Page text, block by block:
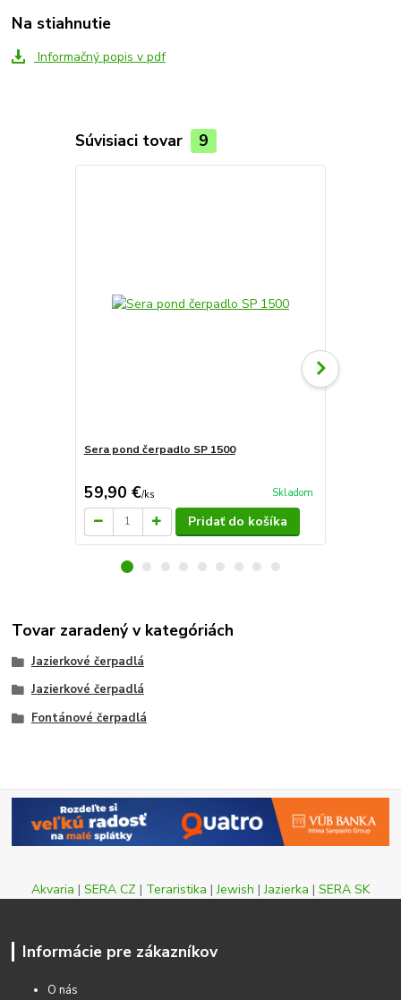
Na stiahnutie
Informačný popis v pdf
Súvisiaci tovar 9
Sera pond čerpadlo SP 1500
59,90 €/ks Skladom
Pridať do košíka
Tovar zaradený v kategóriách
Jazierkové čerpadlá
Jazierkové čerpadlá
Fontánové čerpadlá
Akvaria | SERA CZ | Teraristika |Jewish |Jazierka | SERA SK
Informácie pre zákazníkov
O nás